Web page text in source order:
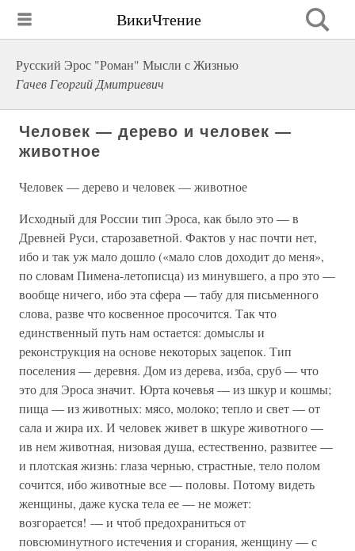
ВикиЧтение
Русский Эрос "Роман" Мысли с Жизнью
Гачев Георгий Дмитриевич
Человек — дерево и человек —
животное
Человек — дерево и человек — животное
Исходный для России тип Эроса, как было это — в
Древней Руси, старозаветной. Фактов у нас почти нет,
ибо и так уж мало дошло («мало слов доходит до меня»,
по словам Пимена-летописца) из минувшего, а про это —
вообще ничего, ибо эта сфера — табу для письменного
слова, разве что косвенное просочится. Так что
единственный путь нам остается: домыслы и
реконструкция на основе некоторых зацепок. Тип
поселения — деревня. Дом из дерева, изба, сруб — что
это для Эроса значит. Юрта кочевья — из шкур и кошмы;
пища — из животных: мясо, молоко; тепло и свет — от
сала и жира их. И человек живет в шкуре животного —
ив нем животная, низовая душа, естественно, развитее —
и плотская жизнь: глаза чернью, страстные, тело полом
сочится, ибо животные все — половы. Потому видеть
женщины, даже куска тела ее — не может:
возгорается! — и чтоб предохраниться от
повсюминутного истечения и сгорания, женщину — с